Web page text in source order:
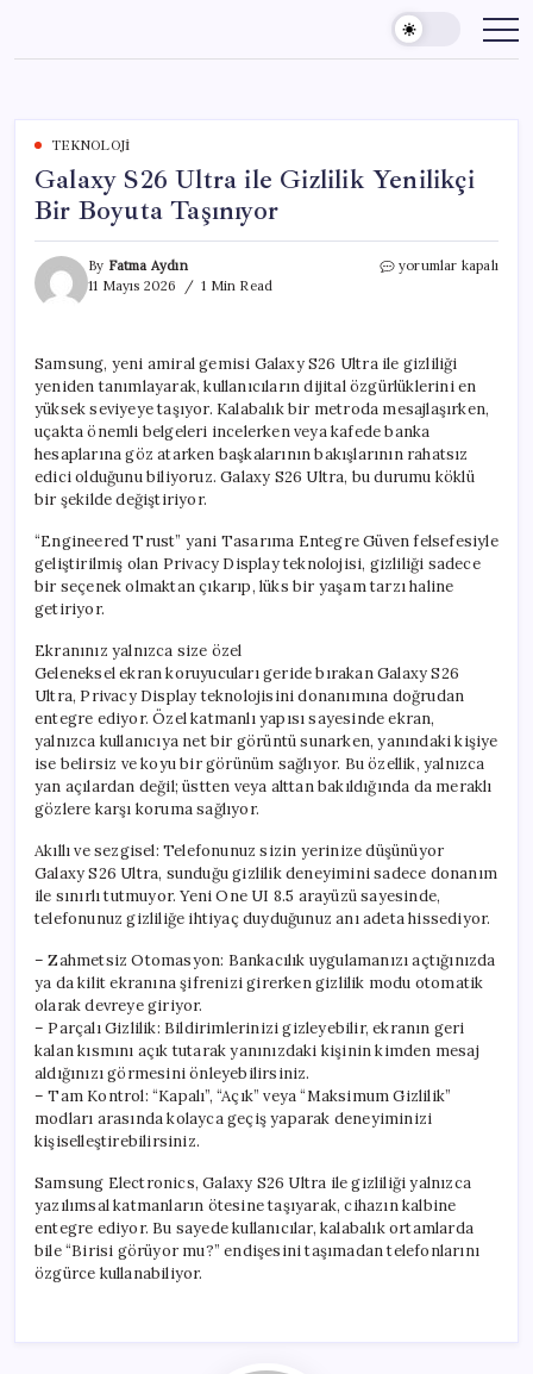
content
TEKNOLOJI
Galaxy S26 Ultra ile Gizlilik Yenilikçi
Bir Boyuta Taşınıyor
By Fatma Aydın
11 Mayıs 2026
1 Min Read
Galaxy
Yenilikçi
Bir
Boyuta
Taşınıyor
yorumlar kapalı
Samsung, yeni amiral gemisi Galaxy S26 Ultra ile gizliliği
yeniden tanımlayarak, kullanıcıların dijital özgürlüklerini en
yüksek seviyeye taşıyor. Kalabalık bir metroda mesajlaşırken,
uçakta önemli belgeleri incelerken veya kafede banka
hesaplarına göz atarken başkalarının bakışlarının rahatsız
edici olduğunu biliyoruz. Galaxy S26 Ultra, bu durumu köklü
bir şekilde değiştiriyor.
“Engineered Trust” yani Tasarıma Entegre Güven felsefesiyle
geliştirilmiş olan Privacy Display teknolojisi, gizliliği sadece
bir seçenek olmaktan çıkarıp, lüks bir yaşam tarzı haline
getiriyor.
Ekranınız yalnızca size özel
Geleneksel ekran koruyucuları geride bırakan Galaxy S26
Ultra, Privacy Display teknolojisini donanımına doğrudan
entegre ediyor. Özel katmanlı yapısı sayesinde ekran,
yalnızca kullanıcıya net bir görüntü sunarken, yanındaki kişiye
ise belirsiz ve koyu bir görünüm sağlıyor. Bu özellik, yalnızca
yan açılardan değil; üstten veya alttan bakıldığında da meraklı
gözlere karşı koruma sağlıyor.
Akıllı ve sezgisel: Telefonunuz sizin yerinize düşünüyor
Galaxy S26 Ultra, sunduğu gizlilik deneyimini sadece donanım
ile sınırlı tutmuyor. Yeni One UI 8.5 arayüzü sayesinde,
telefonunuz gizliliğe ihtiyaç duyduğunuz anı adeta hissediyor.
– Zahmetsiz Otomasyon: Bankacılık uygulamanızı açtığınızda
ya da kilit ekranına şifrenizi girerken gizlilik modu otomatik
olarak devreye giriyor.
– Parçalı Gizlilik: Bildirimlerinizi gizleyebilir, ekranın geri
kalan kısmını açık tutarak yanınızdaki kişinin kimden mesaj
aldığınızı görmesini önleyebilirsiniz.
– Tam Kontrol: “Kapalı”, “Açık” veya “Maksimum Gizlilik”
modları arasında kolayca geçiş yaparak deneyiminizi
kişiselleştirebilirsiniz.
Samsung Electronics, Galaxy S26 Ultra ile gizliliği yalnızca
yazılımsal katmanların ötesine taşıyarak, cihazın kalbine
entegre ediyor. Bu sayede kullanıcılar, kalabalık ortamlarda
bile “Birisi görüyor mu?” endişesini taşımadan telefonlarını
özgürce kullanabiliyor.